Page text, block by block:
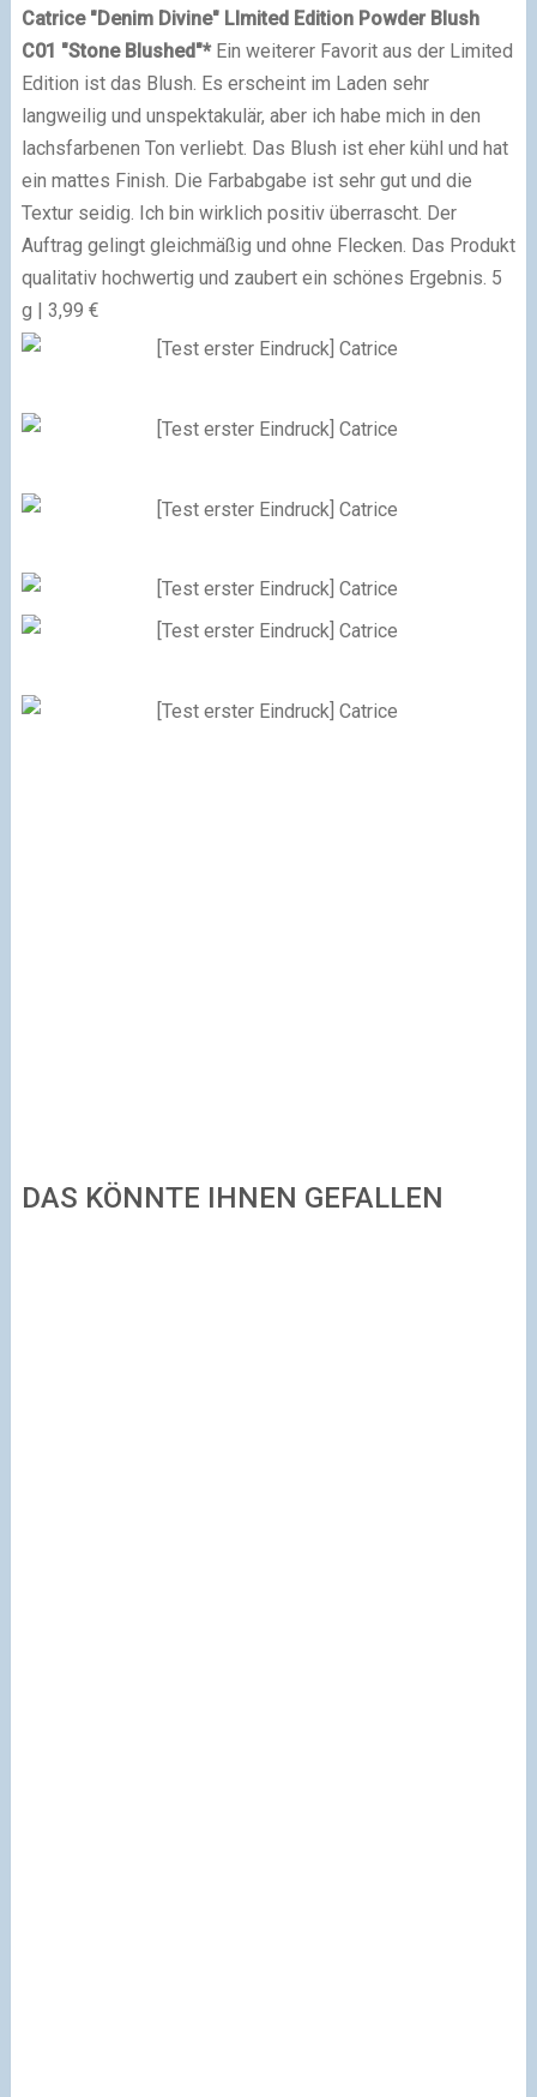
Catrice "Denim Divine" LImited Edition Powder Blush
C01 "Stone Blushed"* Ein weiterer Favorit aus der Limited
Edition ist das Blush. Es erscheint im Laden sehr
langweilig und unspektakulär, aber ich habe mich in den
lachsfarbenen Ton verliebt. Das Blush ist eher kühl und hat
ein mattes Finish. Die Farbabgabe ist sehr gut und die
Textur seidig. Ich bin wirklich positiv überrascht. Der
Auftrag gelingt gleichmäßig und ohne Flecken. Das Produkt
qualitativ hochwertig und zaubert ein schönes Ergebnis. 5
g | 3,99 €
DAS KÖNNTE IHNEN GEFALLEN